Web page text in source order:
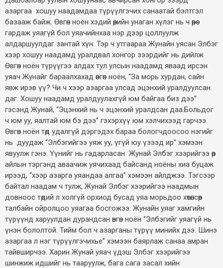
азаргаа хошуу наадамдаа түрүүлгэчих санаатай бэлтгэл
базааж байж. Өвгөн ноён хэдий өөрийн унаган хүлэг нь ч өөрөө
гардаж уяагүй бол уяачийнхаа нэр дээр цоллуулж
алдаршуулдаг зантай хүн. Тэр ч утгаараа Жунайн уясан Элбэг
хээр хошуу наадамд уралдвал хонгор зээрдийг нь дийлж
Өвгөн ноён түрүүгээ алдах тул улсын наадамд яваад ирсэн
уяач Жунайг бараалхахад өвгөн ноён, “За морь хурдан, сайн
явж ирэв үү? Чи ч хээр азаргаа улсад эцэнхий уралдуулсан
даг. Хошуу наадамд уралдуулахгүй юм байгаа биз дээ”
гэсэнд Жунай, “Эцэнхий нь ч эцэнхий уралдсан даа.Больдог
ч юм уу, яалтай юм бэ дээ” гэхэрхүү юм хэлчихээд гарчээ.
Өвгөн ноён төд удалгүй дэргэдэх бараа бологчдоосоо нэгийг
нь дуудаж “Элбэгийгээ уяж уу, үгүй юу үзээд ир” хэмээн
явуулж гэнэ. Үүнийг нь гадарласан Жунай Элбэг хээрийгээ өөр
айлын тэргэнд аваачиж уячихаад байсанд ноёны хиа буцаж
ирээд, “хээр азарга уяандаа алгаа” хэмээн айлджээ. Тэгсээр
байтал наадам ч тулж, Жунай Элбэг хээрийгээ наадмын
довноос төдий л холгүй орхиод бусад уяа морьдоо хөтөлсөөр
талбайн ойролцоо уяагаа босгожээ. Жунайн уяаг хамгийн
түрүүнд харуулдан дурандсан өвгөн ноён “Элбэгийг уяагүй нь
үнэн бололтой. Тийм бол ч азарганы түрүү минийх дээ. Шинэ
азаргаа л нэг түрүүлгэчихье” хэмээн баярлаж санаа амран
тайвширчээ. Харин Жунай уяач үдэш Элбэг хээрийгээ
шинжиж идшийг нь тааруулж, бага сага засал хийн